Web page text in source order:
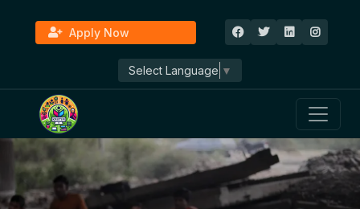
Apply Now
Select Language ▼